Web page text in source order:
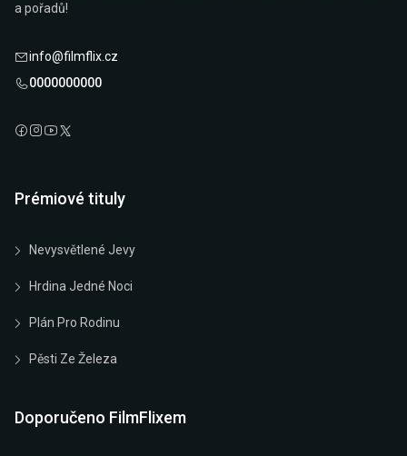
a pořadů!
info@filmflix.cz
0000000000
Prémiové tituly
Nevysvětlené Jevy
Hrdina Jedné Noci
Plán Pro Rodinu
Pěsti Ze Železa
Doporučeno FilmFlixem